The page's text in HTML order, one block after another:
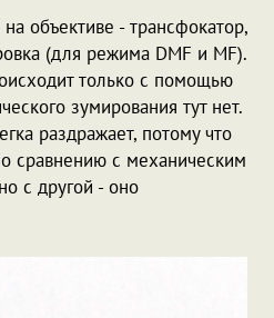
объективе - трансфокатор,
(для режима DMF и MF).
только с помощью
зумирования тут нет.
раздражает, потому что
сравнению с механическим
с другой - оно